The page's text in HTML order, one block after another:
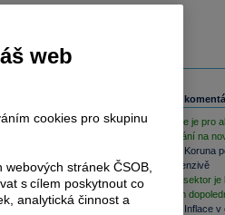
Související
Závěr týdne je pro
při vyčkávání na
Rozbřesk: Koruna
ČNB v defenzivě
Paměťový sektor je
jsou na tom
Rozbřesk: Inflace
web
cookies pro skupinu
stránek ČSOB,
s cílem poskytnout co
analytická činnost a